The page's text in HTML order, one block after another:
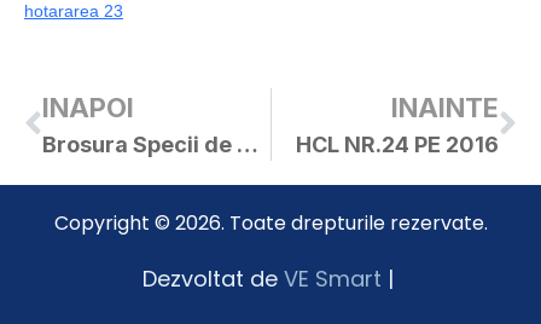
hotararea 23
INAPOI
Brosura Specii de Plante Indicatoare Pentru Pajistile Cu Valoare Naturala Ridicata
INAINTE
HCL NR.24 PE 2016
Copyright © 2026. Toate drepturile rezervate.
Dezvoltat de VE Smart |